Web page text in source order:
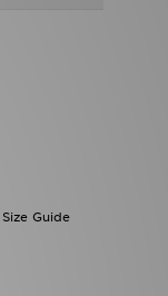
Size Guide